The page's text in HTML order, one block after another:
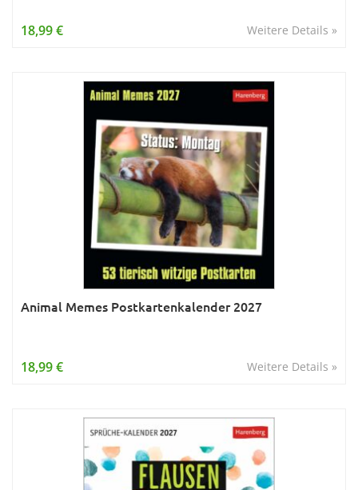
Weitere Details »
18,99 €
Animal Memes Postkartenkalender 2027
Weitere Details »
18,99 €